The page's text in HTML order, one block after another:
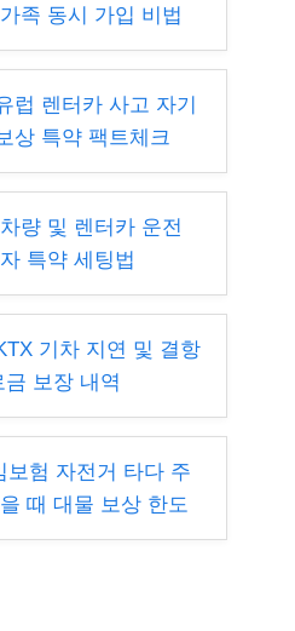
족 동시 가입 비법
럽 렌터카 사고 자기
상 특약 팩트체크
량 및 렌터카 운전
특약 세팅법
기차 지연 및 결항
보장 내역
보험 자전거 타다 주
때 대물 보상 한도